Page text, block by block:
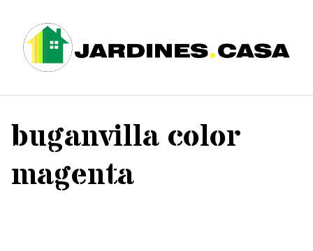
contenido
buganvilla color
magenta